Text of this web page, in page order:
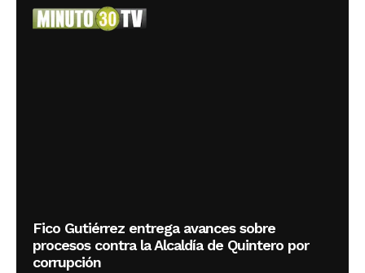
Fico Gutiérrez entrega avances sobre
procesos contra la Alcaldía de Quintero por
corrupción